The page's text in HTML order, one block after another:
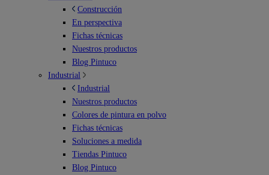
Construcción
En perspectiva
Fichas técnicas
Nuestros productos
Blog Pintuco
Industrial
Industrial
Nuestros productos
Colores de pintura en polvo
Fichas técnicas
Soluciones a medida
Tiendas Pintuco
Blog Pintuco